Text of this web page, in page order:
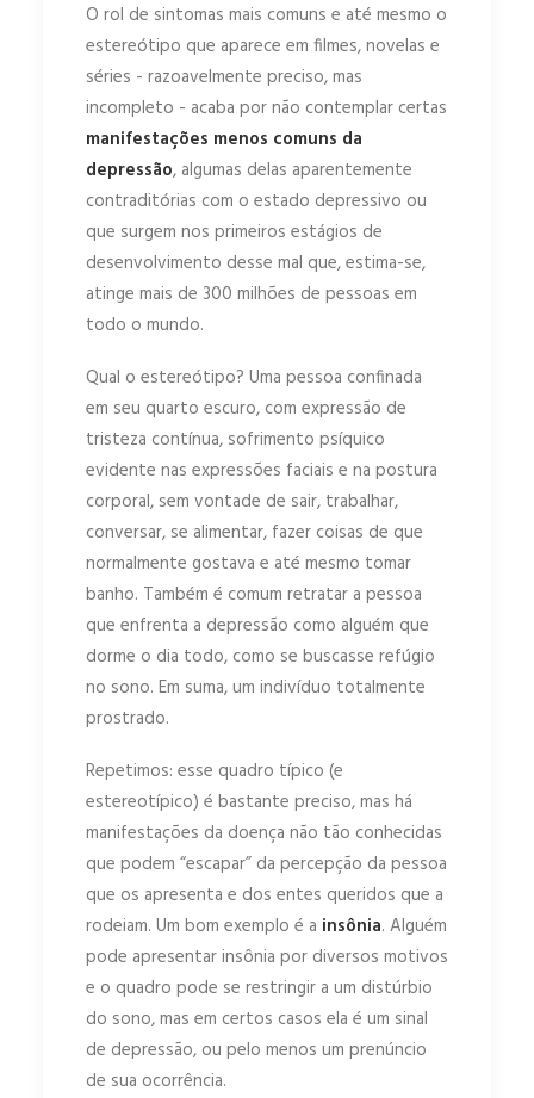
O rol de sintomas mais comuns e até mesmo o
estereótipo que aparece em filmes, novelas e
séries - razoavelmente preciso, mas
incompleto - acaba por não contemplar certas
manifestações menos comuns da
depressão, algumas delas aparentemente
contraditórias com o estado depressivo ou
que surgem nos primeiros estágios de
desenvolvimento desse mal que, estima-se,
atinge mais de 300 milhões de pessoas em
todo o mundo.
Qual o estereótipo? Uma pessoa confinada
em seu quarto escuro, com expressão de
tristeza contínua, sofrimento psíquico
evidente nas expressões faciais e na postura
corporal, sem vontade de sair, trabalhar,
conversar, se alimentar, fazer coisas de que
normalmente gostava e até mesmo tomar
banho. Também é comum retratar a pessoa
que enfrenta a depressão como alguém que
dorme o dia todo, como se buscasse refúgio
no sono. Em suma, um indivíduo totalmente
prostrado.
Repetimos: esse quadro típico (e
estereotípico) é bastante preciso, mas há
manifestações da doença não tão conhecidas
que podem “escapar” da percepção da pessoa
que os apresenta e dos entes queridos que a
rodeiam. Um bom exemplo é a insônia. Alguém
pode apresentar insônia por diversos motivos
e o quadro pode se restringir a um distúrbio
do sono, mas em certos casos ela é um sinal
de depressão, ou pelo menos um prenúncio
de sua ocorrência.